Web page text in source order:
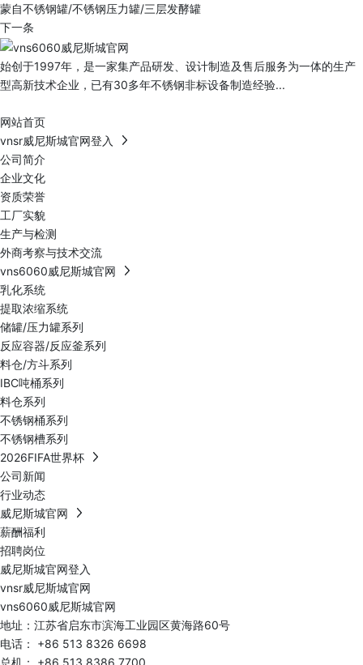
蒙自不锈钢罐/不锈钢压力罐/三层发酵罐
下一条
始创于1997年，是一家集产品研发、设计制造及售后服务为一体的生产
型高新技术企业，已有30多年不锈钢非标设备制造经验...
网站首页
vnsr威尼斯城官网登入
公司简介
企业文化
资质荣誉
工厂实貌
生产与检测
外商考察与技术交流
vns6060威尼斯城官网
乳化系统
提取浓缩系统
储罐/压力罐系列
反应容器/反应釜系列
料仓/方斗系列
IBC吨桶系列
料仓系列
不锈钢桶系列
不锈钢槽系列
2026FIFA世界杯
公司新闻
行业动态
威尼斯城官网
薪酬福利
招聘岗位
威尼斯城官网登入
vnsr威尼斯城官网
vns6060威尼斯城官网
地址：江苏省启东市滨海工业园区黄海路60号
电话： +86 513 8326 6698
总机： +86 513 8386 7700